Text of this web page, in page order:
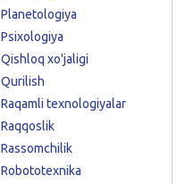
Planetologiya
Psixologiya
Qishloq xo'jaligi
Qurilish
Raqamli texnologiyalar
Raqqoslik
Rassomchilik
Robototexnika